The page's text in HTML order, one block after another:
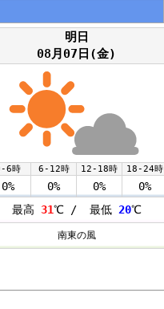
明日
08月07日(金)
6時 6-12時 12-18時 18-24時
0% 0% 0%
0%
最高 31℃ / 最低 20℃
南東の風